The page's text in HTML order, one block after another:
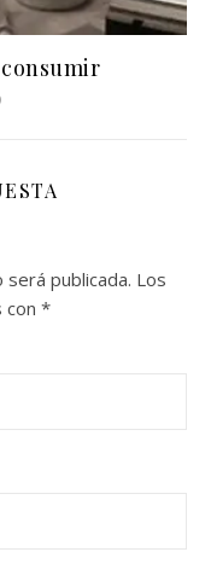
publicada. Los
con *